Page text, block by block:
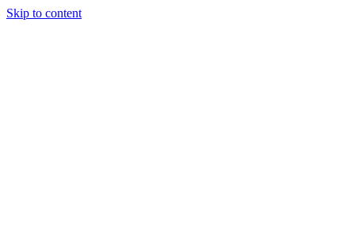
Skip to content